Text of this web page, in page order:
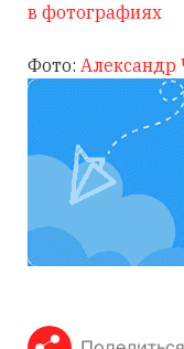
в фотографиях
Фото: Александр